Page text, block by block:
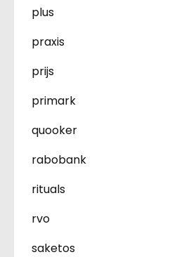
plus
praxis
prijs
primark
quooker
rabobank
rituals
rvo
saketos